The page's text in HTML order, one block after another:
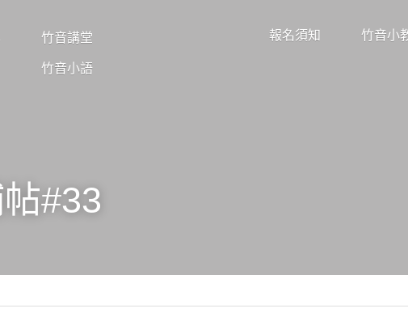
竹音講堂
竹音小語
報名須知 竹音小
#33